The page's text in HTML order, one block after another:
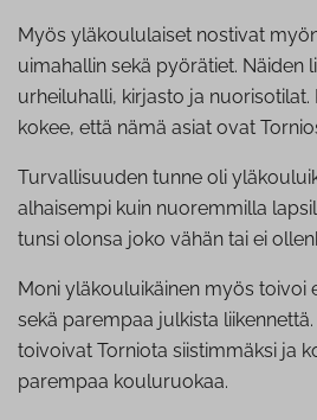
Myös yläkoululaiset nostivat
uimahallin sekä pyörätiet. Näiden
urheiluhalli, kirjasto ja nuorisotilat.
kokee, että nämä asiat ovat
Turvallisuuden tunne oli
alhaisempi kuin nuoremmilla
tunsi olonsa joko vähän tai ei
Moni yläkouluikäinen myös toivoi
sekä parempaa julkista
toivoivat Torniota siistimmäksi ja
parempaa kouluruokaa.